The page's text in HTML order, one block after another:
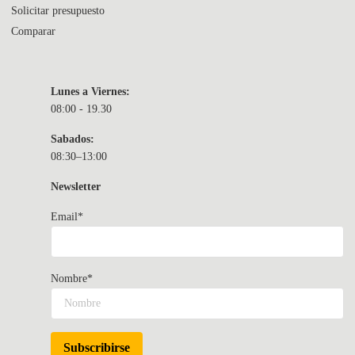
Solicitar presupuesto
Comparar
Lunes a Viernes:
08:00 - 19.30
Sabados:
08:30–13:00
Newsletter
Email*
Nombre*